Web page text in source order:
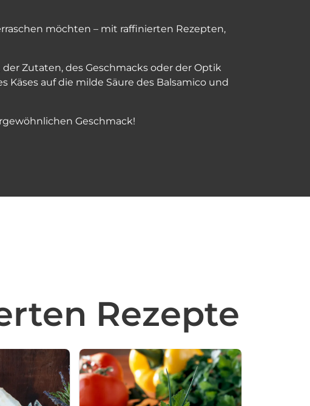
möchten – mit raffinierten Rezepten,
Zutaten, des Geschmacks oder der Optik
Käses auf die milde Säure des Balsamico und
Geschmack!
Rezepte